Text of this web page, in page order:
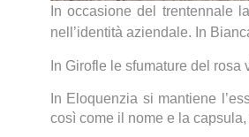
In occasione del trentennale
nell’identità aziendale. In
In Girofle le sfumature del
In Eloquenzia si mantiene
così come il nome e la